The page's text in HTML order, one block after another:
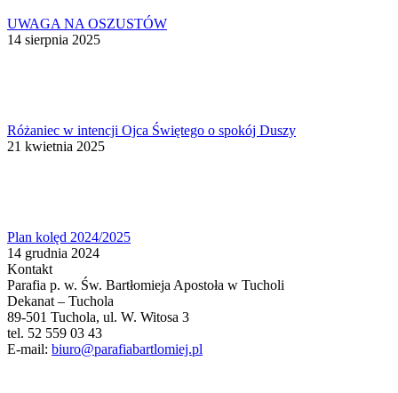
UWAGA NA OSZUSTÓW
14 sierpnia 2025
Różaniec w intencji Ojca Świętego o spokój Duszy
21 kwietnia 2025
Plan kolęd 2024/2025
14 grudnia 2024
Kontakt
Parafia p. w. Św. Bartłomieja Apostoła w Tucholi
Dekanat – Tuchola
89-501 Tuchola, ul. W. Witosa 3
tel. 52 559 03 43
E-mail: biuro@parafiabartlomiej.pl